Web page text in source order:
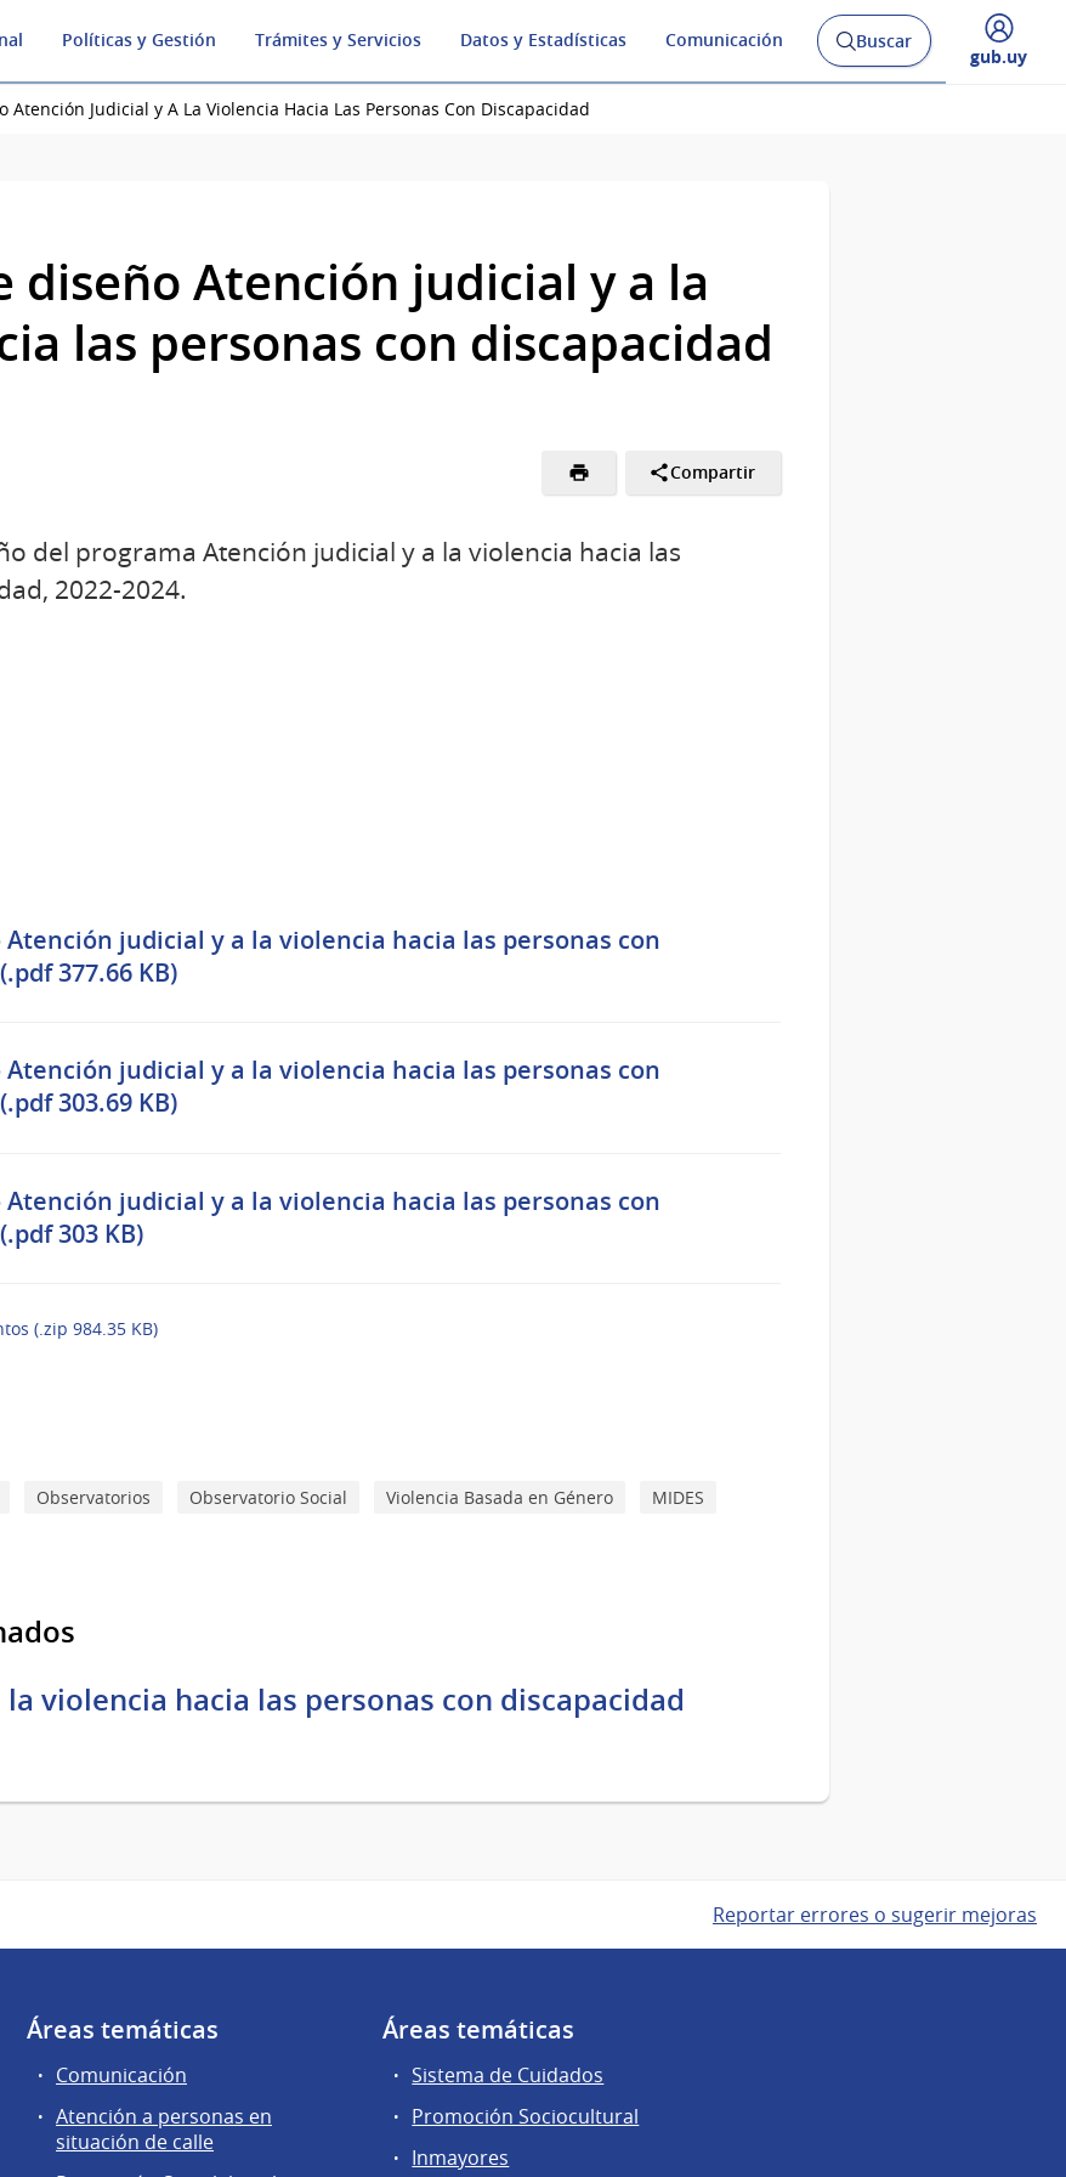
Políticas y Gestión Trámites y Servicios Datos y Estadísticas Comunicación
Abrir
buscador
Buscar
Desplegar
gub.uy
Atención Judicial y A La Violencia Hacia Las Personas Con Discapacidad
diseño Atención judicial y a la
las personas con discapacidad
Compartir
del programa Atención judicial y a la violencia hacia las
2022-2024.
judicial y a la violencia hacia las personas con
377.66 KB)
judicial y a la violencia hacia las personas con
303.69 KB)
judicial y a la violencia hacia las personas con
303 KB)
(.zip 984.35 KB)
Observatorios Observatorio Social Violencia Basada en Género
MIDES
violencia hacia las personas con discapacidad
Reportar errores o sugerir mejoras
Áreas temáticas
Comunicación
Atención a personas en
situación de calle
Áreas temáticas
Sistema de Cuidados
Promoción Sociocultural
Inmayores